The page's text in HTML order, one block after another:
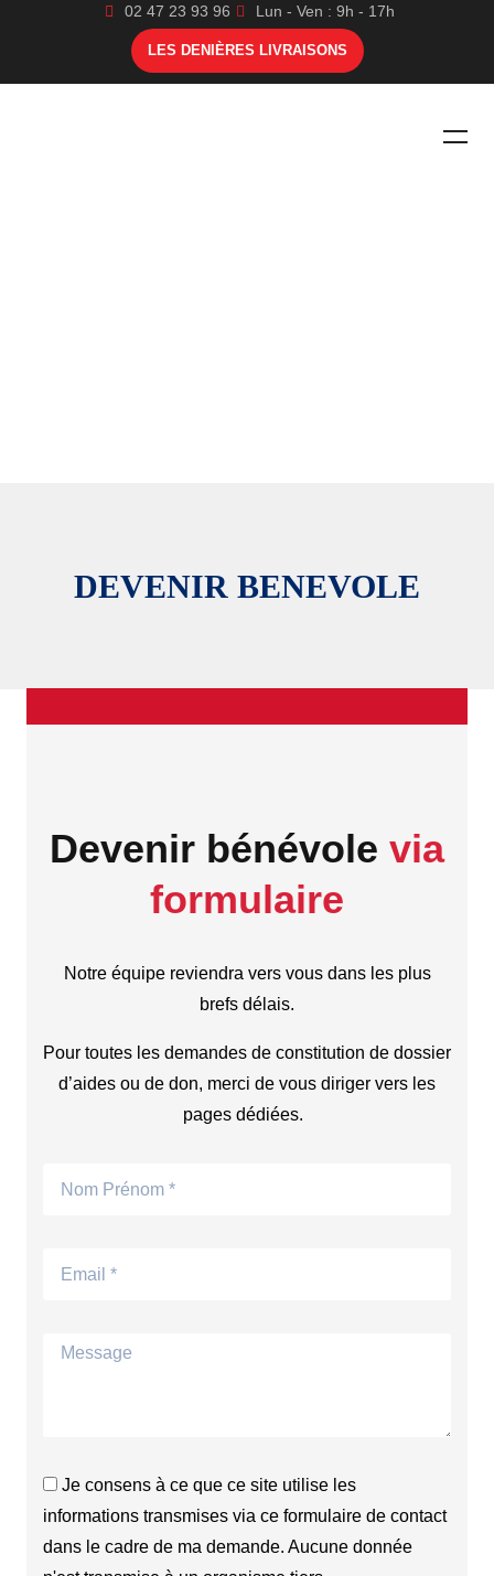
02 47 23 93 96 Lun - Ven : 9h - 17h
LES DENIÈRES LIVRAISONS
DEVENIR BENEVOLE
Devenir bénévole via
formulaire
Notre équipe reviendra vers vous dans les plus
brefs délais.
Pour toutes les demandes de constitution de dossier
d’aides ou de don, merci de vous diriger vers les
pages dédiées.
Je consens à ce que ce site utilise les
informations transmises via ce formulaire de contact
dans le cadre de ma demande. Aucune donnée